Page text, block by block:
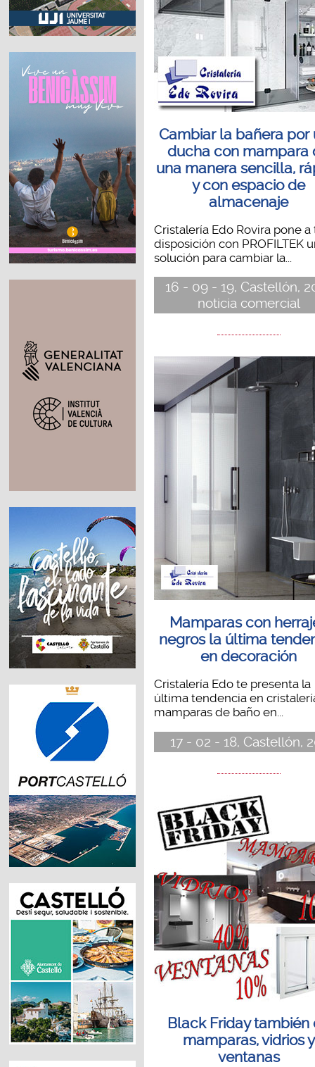
Cambiar la bañera por
ducha con mampara
una manera sencilla,
y con espacio de
almacenaje
Cristalería Edo Rovira pone a
disposición con PROFILTEK
solución para cambiar la...
16 - 09 - 19, Castellón,
noticia comercial
Mamparas con
negros la última
en decoración
Cristalería Edo te presenta la
última tendencia en
mamparas de baño en...
17 - 02 - 18, Castellón,
Black Friday también
mamparas, vidrios y
ventanas